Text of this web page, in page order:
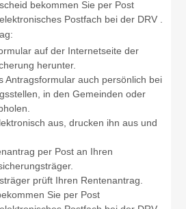
bekommen Sie per Post
Postfach bei der DRV .
auf der Internetseite der
herunter.
Antragsformular auch persönlich bei
in den Gemeinden oder
aus, drucken ihn aus und
per Post an Ihren
prüft Ihren Rentenantrag.
Sie per Post